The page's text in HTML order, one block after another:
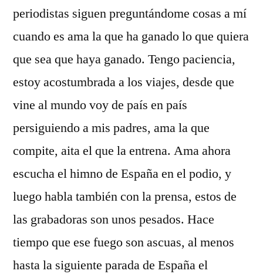
periodistas siguen preguntándome cosas a mí
cuando es ama la que ha ganado lo que quiera
que sea que haya ganado. Tengo paciencia,
estoy acostumbrada a los viajes, desde que
vine al mundo voy de país en país
persiguiendo a mis padres, ama la que
compite, aita el que la entrena. Ama ahora
escucha el himno de España en el podio, y
luego habla también con la prensa, estos de
las grabadoras son unos pesados. Hace
tiempo que ese fuego son ascuas, al menos
hasta la siguiente parada de España el